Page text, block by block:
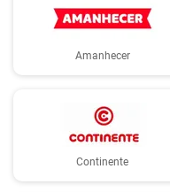
Amanhecer
Continente